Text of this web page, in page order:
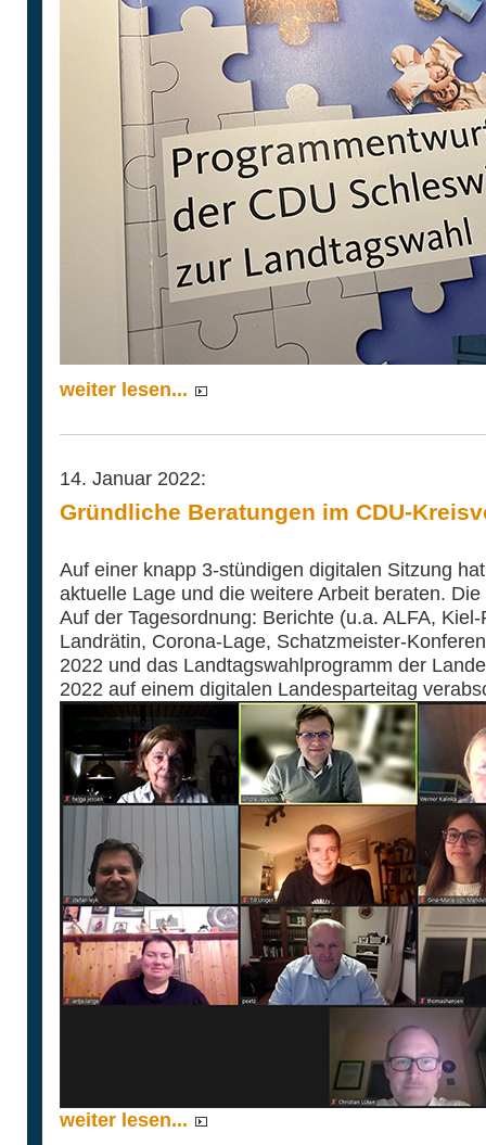
weiter lesen...
14. Januar 2022:
Gründliche Beratungen im CDU-
Auf einer knapp 3-stündigen digitalen Sitzung
aktuelle Lage und die weitere Arbeit beraten.
Auf der Tagesordnung: Berichte (u.a. ALFA,
Landrätin, Corona-Lage, Schatzmeister-
2022 und das Landtagswahlprogramm der
2022 auf einem digitalen Landesparteitag
weiter lesen...